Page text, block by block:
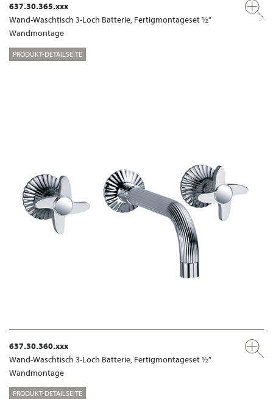
637.30.365.xxx
Wand-Waschtisch 3-Loch Batterie, Fertigmontageset ½“
Wandmontage
PRODUKT-DETAILSEITE
637.30.360.xxx
Wand-Waschtisch 3-Loch Batterie, Fertigmontageset ½“
Wandmontage
PRODUKT-DETAILSEITE